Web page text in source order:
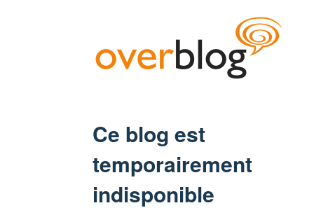
Ce blog est
temporairement
indisponible